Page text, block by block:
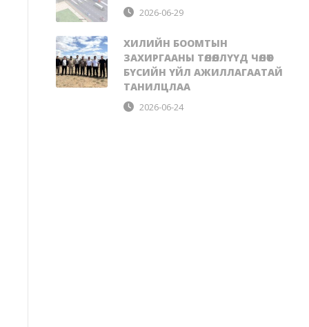
2026-06-29
ХИЛИЙН БООМТЫН
ЗАХИРГААНЫ ТӨЛӨӨЛЛҮҮД ЧӨЛӨӨТ
БҮСИЙН ҮЙЛ АЖИЛЛАГААТАЙ
ТАНИЛЦЛАА
2026-06-24